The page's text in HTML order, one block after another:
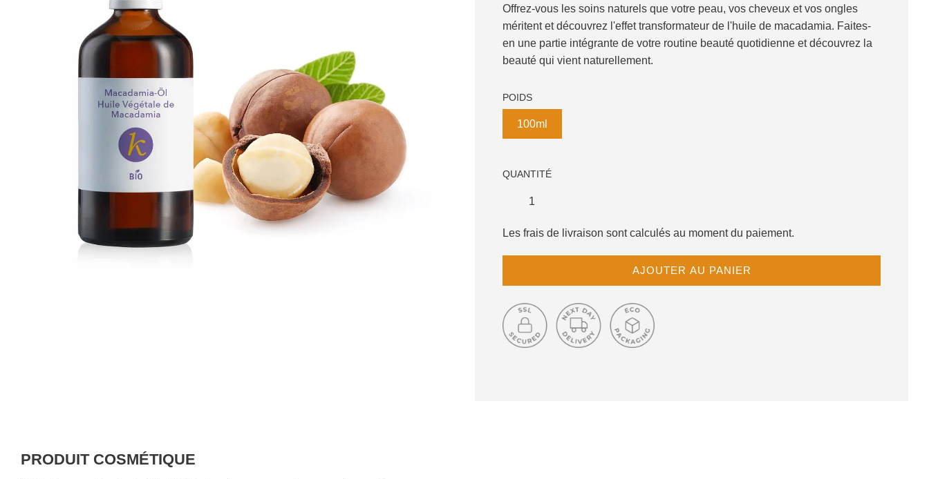
Offrez-vous les soins naturels que votre peau, vos cheveux et vos ongles
méritent et découvrez l'effet transformateur de l'huile de macadamia. Faites-
en une partie intégrante de votre routine beauté quotidienne et découvrez la
beauté qui vient naturellement.
POIDS
100ml
QUANTITÉ
Les frais de livraison sont calculés au moment du paiement.
C
H
R
G
E
AJOUTER AU PANIER
PRODUIT COSMÉTIQUE